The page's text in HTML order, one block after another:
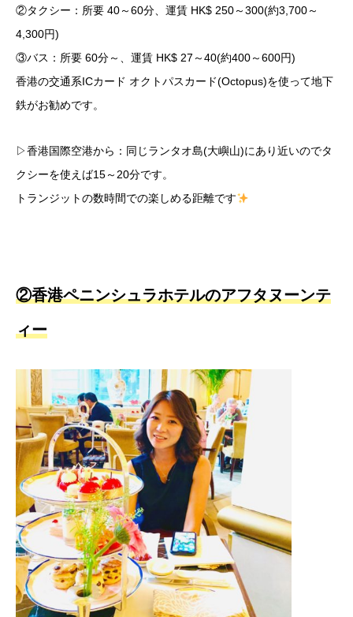
②タクシー：所要 40～60分、運賃 HK$ 250～300(約3,700～
4,300円)
③バス：所要 60分～、運賃 HK$ 27～40(約400～600円)
香港の交通系ICカード オクトパスカード(Octopus)を使って地下
鉄がお勧めです。
▷香港国際空港から：同じランタオ島(大嶼山)にあり近いのでタ
クシーを使えば15～20分です。
トランジットの数時間での楽しめる距離です
②香港ペニンシュラホテルのアフタヌーンテ
ィー